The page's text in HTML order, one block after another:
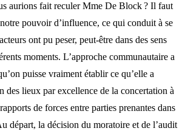
aurions fait reculer Mme De Block ? Il faut
pouvoir d’influence, ce qui conduit à se
ont pu peser, peut-être dans des sens
moments. L’approche communautaire a
puisse vraiment établir ce qu’elle a
des lieux par excellence de la concertation à
de forces entre parties prenantes dans
départ, la décision du moratoire et de l’audit